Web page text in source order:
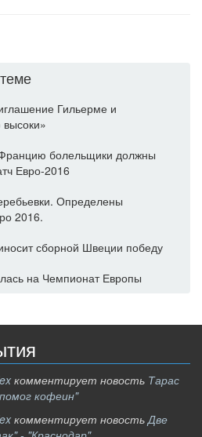
Гильерме и
болельщики должны
Евро-2016
Определены
2016.
сборной Швеции победу
на Чемпионат Европы
комментирует новость Тарас
кофеин"
комментирует новостьДве